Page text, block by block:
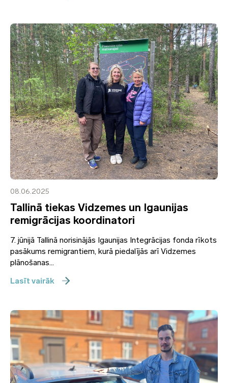
08.06.2025
Tallinā tiekas Vidzemes un Igaunijas
remigrācijas koordinatori
7. jūnijā Tallinā norisinājās Igaunijas Integrācijas fonda rīkots
pasākums remigrantiem, kurā piedalījās arī Vidzemes
plānošanas...
Lasīt vairāk